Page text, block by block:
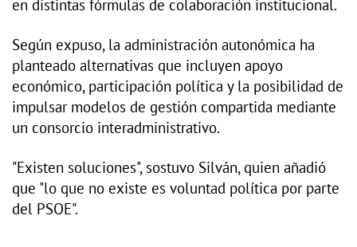
en distintas fórmulas de colaboración institucional.
Según expuso, la administración autonómica ha
planteado alternativas que incluyen apoyo
económico, participación política y la posibilidad de
impulsar modelos de gestión compartida mediante
un consorcio interadministrativo.
"Existen soluciones", sostuvo Silván, quien añadió
que "lo que no existe es voluntad política por parte
del PSOE".